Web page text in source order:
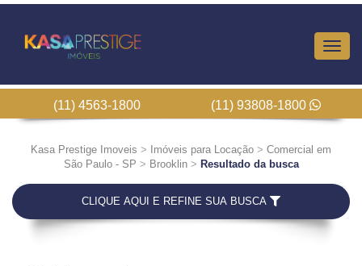
(11) 4563-1800 (11) 93808-1800
Kasa Prestige Imoveis > Imóveis para Locação > Comercial em
São Paulo - SP > Brooklin> Resultado da busca
CLIQUE AQUI E REFINE SUA BUSCA